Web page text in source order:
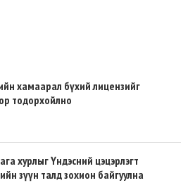
хамаарал бүхий лицензийг
тодорхойлно
хурлыг Үндэсний цэцэрлэгт
зүүн талд зохион байгуулна